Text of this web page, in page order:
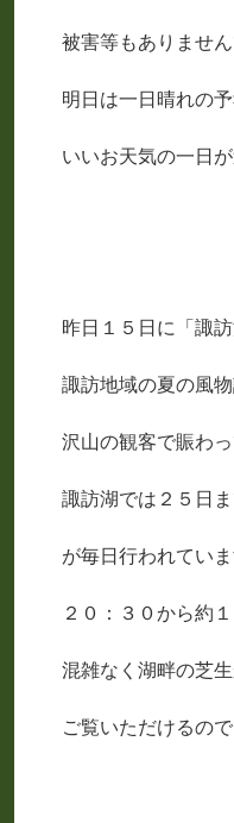
被害等もありません
明日は一日晴れの
いいお天気の一日
昨日１５日に「諏
諏訪地域の夏の風
沢山の観客で賑わっ
諏訪湖では２５日
が毎日行われていま
２０：３０から約
混雑なく湖畔の芝
ご覧いただけるの